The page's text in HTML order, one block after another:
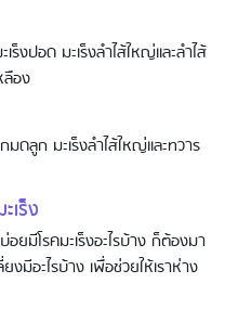
ร็งปอด มะเร็งลำไส้ใหญ่และลำไส้
ลือง
มดลูก มะเร็งลำไส้ใหญ่และทวาร
เร็ง
ยมีโรคมะเร็งอะไรบ้าง ก็ต้องมา
อะไรบ้าง เพื่อช่วยให้เราห่าง